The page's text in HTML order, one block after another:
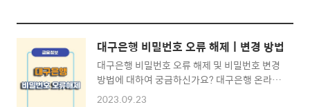
대구은행 비밀번호 오류 해제ㅣ변경 방법
대구은행 비밀번호 오류 해제 및 비밀번호 변경
방법에 대하여 궁금하신가요? 대구은행 온라인
(인터넷/스마트)뱅킹을 이용하고 계신 고객님
2023.09.23